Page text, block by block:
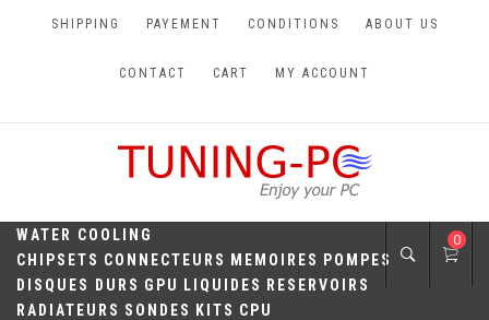
SHIPPING PAYEMENT CONDITIONS ABOUT US
CONTACT CART MY ACCOUNT
TUNING-PC
WATER COOLING
CHIPSETS CONNECTEURS MEMOIRES
POMPES
DISQUES DURS GPU LIQUIDES
RESERVOIRS
RADIATEURS SONDES KITS CPU
0